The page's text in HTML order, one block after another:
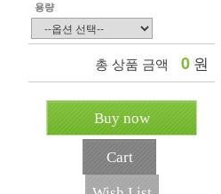
용량
총 상품 금액 0 원
Buy now
Cart